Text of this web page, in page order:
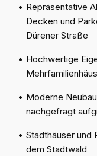
• Repräsentative
Decken und
Dürener Straße
• Hochwertige
• Moderne
nachgefragt
• Stadthäuser und
dem Stadtwald